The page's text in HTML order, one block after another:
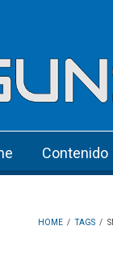
Contenido
HOME / TAGS /